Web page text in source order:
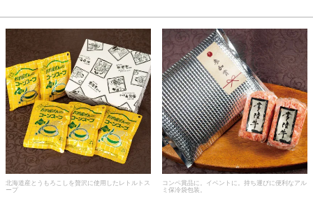
北海道産とうもろこしを贅沢に使用したレトルトス
ープ
コンペ賞品に。イベントに。持ち運びに便利なアル
ミ保冷袋包装。